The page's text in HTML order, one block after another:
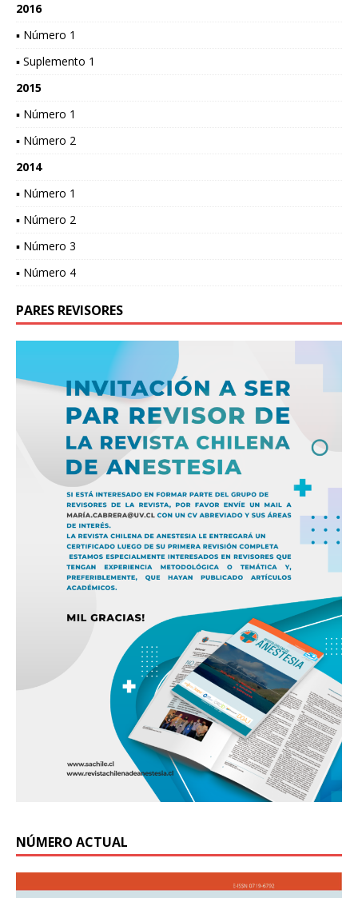
2016
▪ Número 1
▪ Suplemento 1
2015
▪ Número 1
▪ Número 2
2014
▪ Número 1
▪ Número 2
▪ Número 3
▪ Número 4
PARES REVISORES
NÚMERO ACTUAL